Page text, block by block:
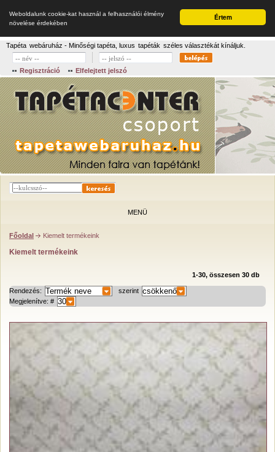
Értem
Weboldalunk cookie-kat használ a felhasználói élmény
növelése érdekében
Tapéta webáruház - Minőségi tapéta, luxus tapéták széles választékát kínáljuk.
Regisztráció Elfelejtett jelszó
MENÜ
Főoldal Kiemelt termékeink
Kiemelt termékeink
1-30, összesen 30 db
Rendezés:
szerint
Megjelenítve: #